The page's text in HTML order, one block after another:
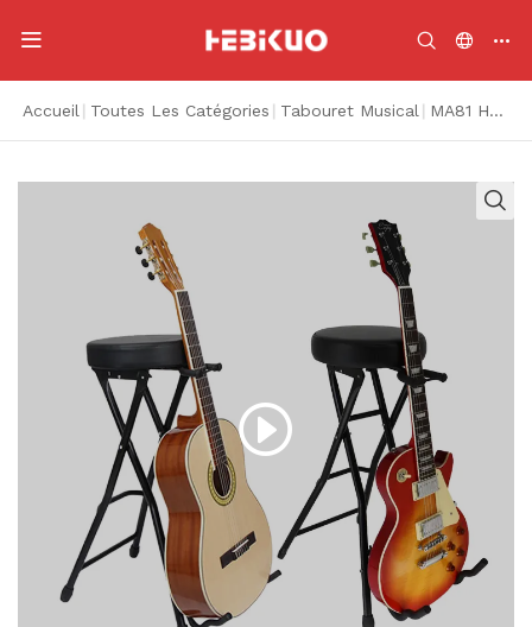
Accueil Toutes Les Catégories Tabouret Musical MA81 Hot Sale Black 74cm Hauteur Tabouret de guitare pliant